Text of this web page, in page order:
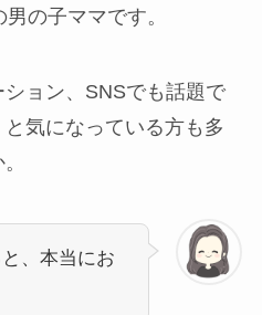
の子ママです。
ョン、SNSでも話題で
気になっている方も多
、本当にお